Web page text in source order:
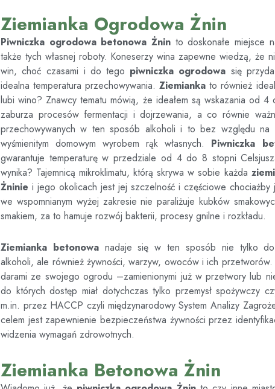
Ziemianka Ogrodowa Żnin
Piwniczka ogrodowa betonowa Żnin to doskonałe miejsce
także tych własnej roboty. Koneserzy wina zapewne wiedzą, że
win, choć czasami i do tego piwniczka ogrodowa się
idealna temperatura przechowywania.Ziemianka to również
lubi wino? Znawcy tematu mówią, że ideałem są wskazania od
zaburza procesów fermentacji i dojrzewania, a co równie
przechowywanych w ten sposób alkoholi i to bez względu
wyśmienitym domowym wyrobem rąk własnych. Piwniczka
gwarantuje temperaturę w przedziale od 4 do 8 stopni
wynika? Tajemnicą mikroklimatu, którą skrywa w sobie każda
Żninie i jego okolicach jest jej szczelność i częściowe chociażby
we wspomnianym wyżej zakresie nie paraliżuje kubków
smakiem, za to hamuje rozwój bakterii, procesy gnilne i rozkładu.
Ziemianka betonowanadaje się w ten sposób nie tylko do
alkoholi, ale również żywności, warzyw, owoców i ich
darami ze swojego ogrodu –zamienionymi już w przetwory lub
do których dostęp miał dotychczas tylko przemysł spożywczy
m.in. przez HACCP czyli międzynarodowy System Analizy
celem jest zapewnienie bezpieczeństwa żywności przez
widzenia wymagań zdrowotnych.
Ziemianka Betonowa Żnin